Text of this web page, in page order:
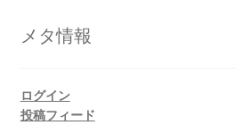
ー
メタ情報
ログイン
投稿フィード